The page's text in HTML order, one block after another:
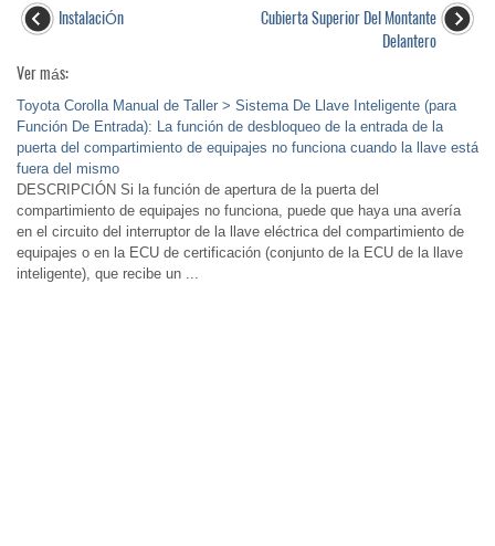
InstalaciÓn
Cubierta Superior Del Montante
Delantero
Ver más:
Toyota Corolla Manual de Taller > Sistema De Llave Inteligente (para
Función De Entrada): La función de desbloqueo de la entrada de la
puerta del compartimiento de equipajes no funciona cuando la llave está
fuera del mismo
DESCRIPCIÓN Si la función de apertura de la puerta del
compartimiento de equipajes no funciona, puede que haya una avería
en el circuito del interruptor de la llave eléctrica del compartimiento de
equipajes o en la ECU de certificación (conjunto de la ECU de la llave
inteligente), que recibe un ...